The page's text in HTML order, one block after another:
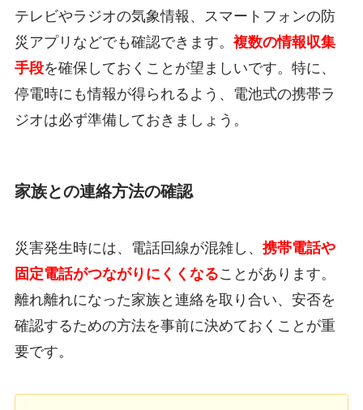
テレビやラジオの気象情報、スマートフォンの防
災アプリなどでも確認できます。 複数の情報収集
手段を確保しておくことが望ましいです。特に、
停電時にも情報が得られるよう、電池式の携帯ラ
ジオは必ず準備しておきましょう。
家族との連絡方法の確認
災害発生時には、電話回線が混雑し、 携帯電話や
固定電話がつながりにくくなることがあります。
離れ離れになった家族と連絡を取り合い、安否を
確認するための方法を事前に決めておくことが重
要です。